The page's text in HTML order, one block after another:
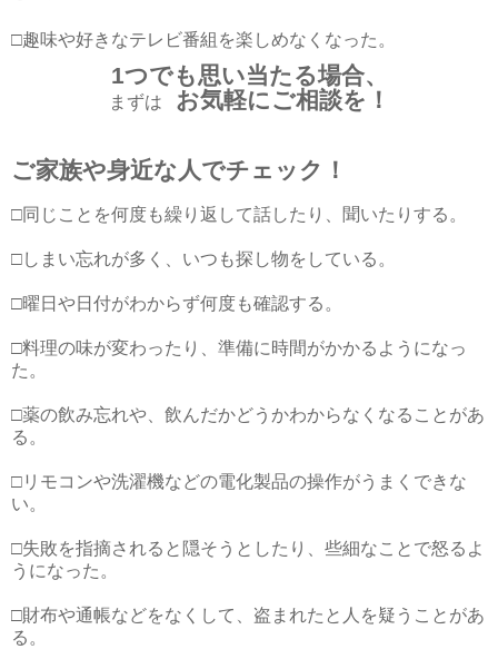
□趣味や好きなテレビ番組を楽しめなくなった。
1つでも思い当たる場合、
まずは お気軽にご相談を！
ご家族や身近な人でチェック！
□同じことを何度も繰り返して話したり、聞いたりする。
□しまい忘れが多く、いつも探し物をしている。
□曜日や日付がわからず何度も確認する。
□料理の味が変わったり、準備に時間がかかるようになっ
た。
□薬の飲み忘れや、飲んだかどうかわからなくなることがあ
る。
□リモコンや洗濯機などの電化製品の操作がうまくできな
い。
□失敗を指摘されると隠そうとしたり、些細なことで怒るよ
うになった。
□財布や通帳などをなくして、盗まれたと人を疑うことがあ
る。